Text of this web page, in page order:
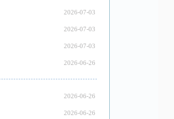
2026-07-03
2026-07-03
2026-07-03
2026-06-26
2026-06-26
2026-06-26